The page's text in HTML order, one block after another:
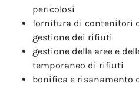
pericolosi
fornitura di contenitori
gestione dei rifiuti
gestione delle aree e
temporaneo di rifiuti
bonifica e risanamento